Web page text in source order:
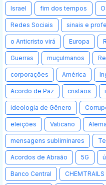
Israel fim dos tempos
Redes Sociais sinais e
o Anticristo virá Europa
Guerras muçulmanos
corporações América
Acordo de Paz cristãos
ideologia de Gênero
eleições Vaticano
mensagens subliminares
Acordos de Abraão 5G
Banco Central CHEMTRAILS